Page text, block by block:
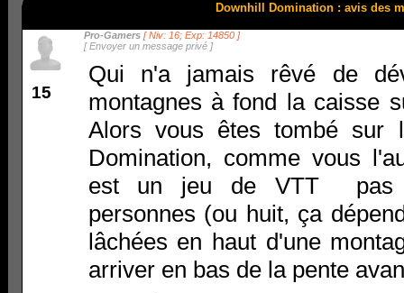
Downhill Domination : avis des
15
Pro-Gamers [ Niv: 16; Exp: 14850 ]
[Envoyer un message privé]
Qui n'a jamais rêvé de
montagnes à fond la caisse
Alors vous êtes tombé sur
Domination, comme vous
est un jeu de VTT pas
personnes (ou huit, ça
lâchées en haut d'une
arriver en bas de la pente